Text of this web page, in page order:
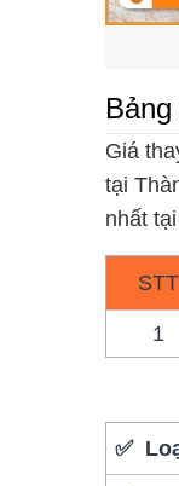
Giá
tại
nhất
STT
1
✅